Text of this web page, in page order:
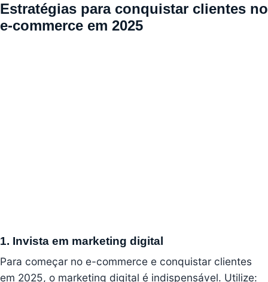
Estratégias para conquistar clientes no
e-commerce em 2025
1. Invista em marketing digital
Para começar no e-commerce e conquistar clientes
em 2025, o marketing digital é indispensável. Utilize: